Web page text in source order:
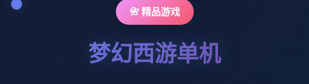
📇 精品游戏
梦幻西游单机